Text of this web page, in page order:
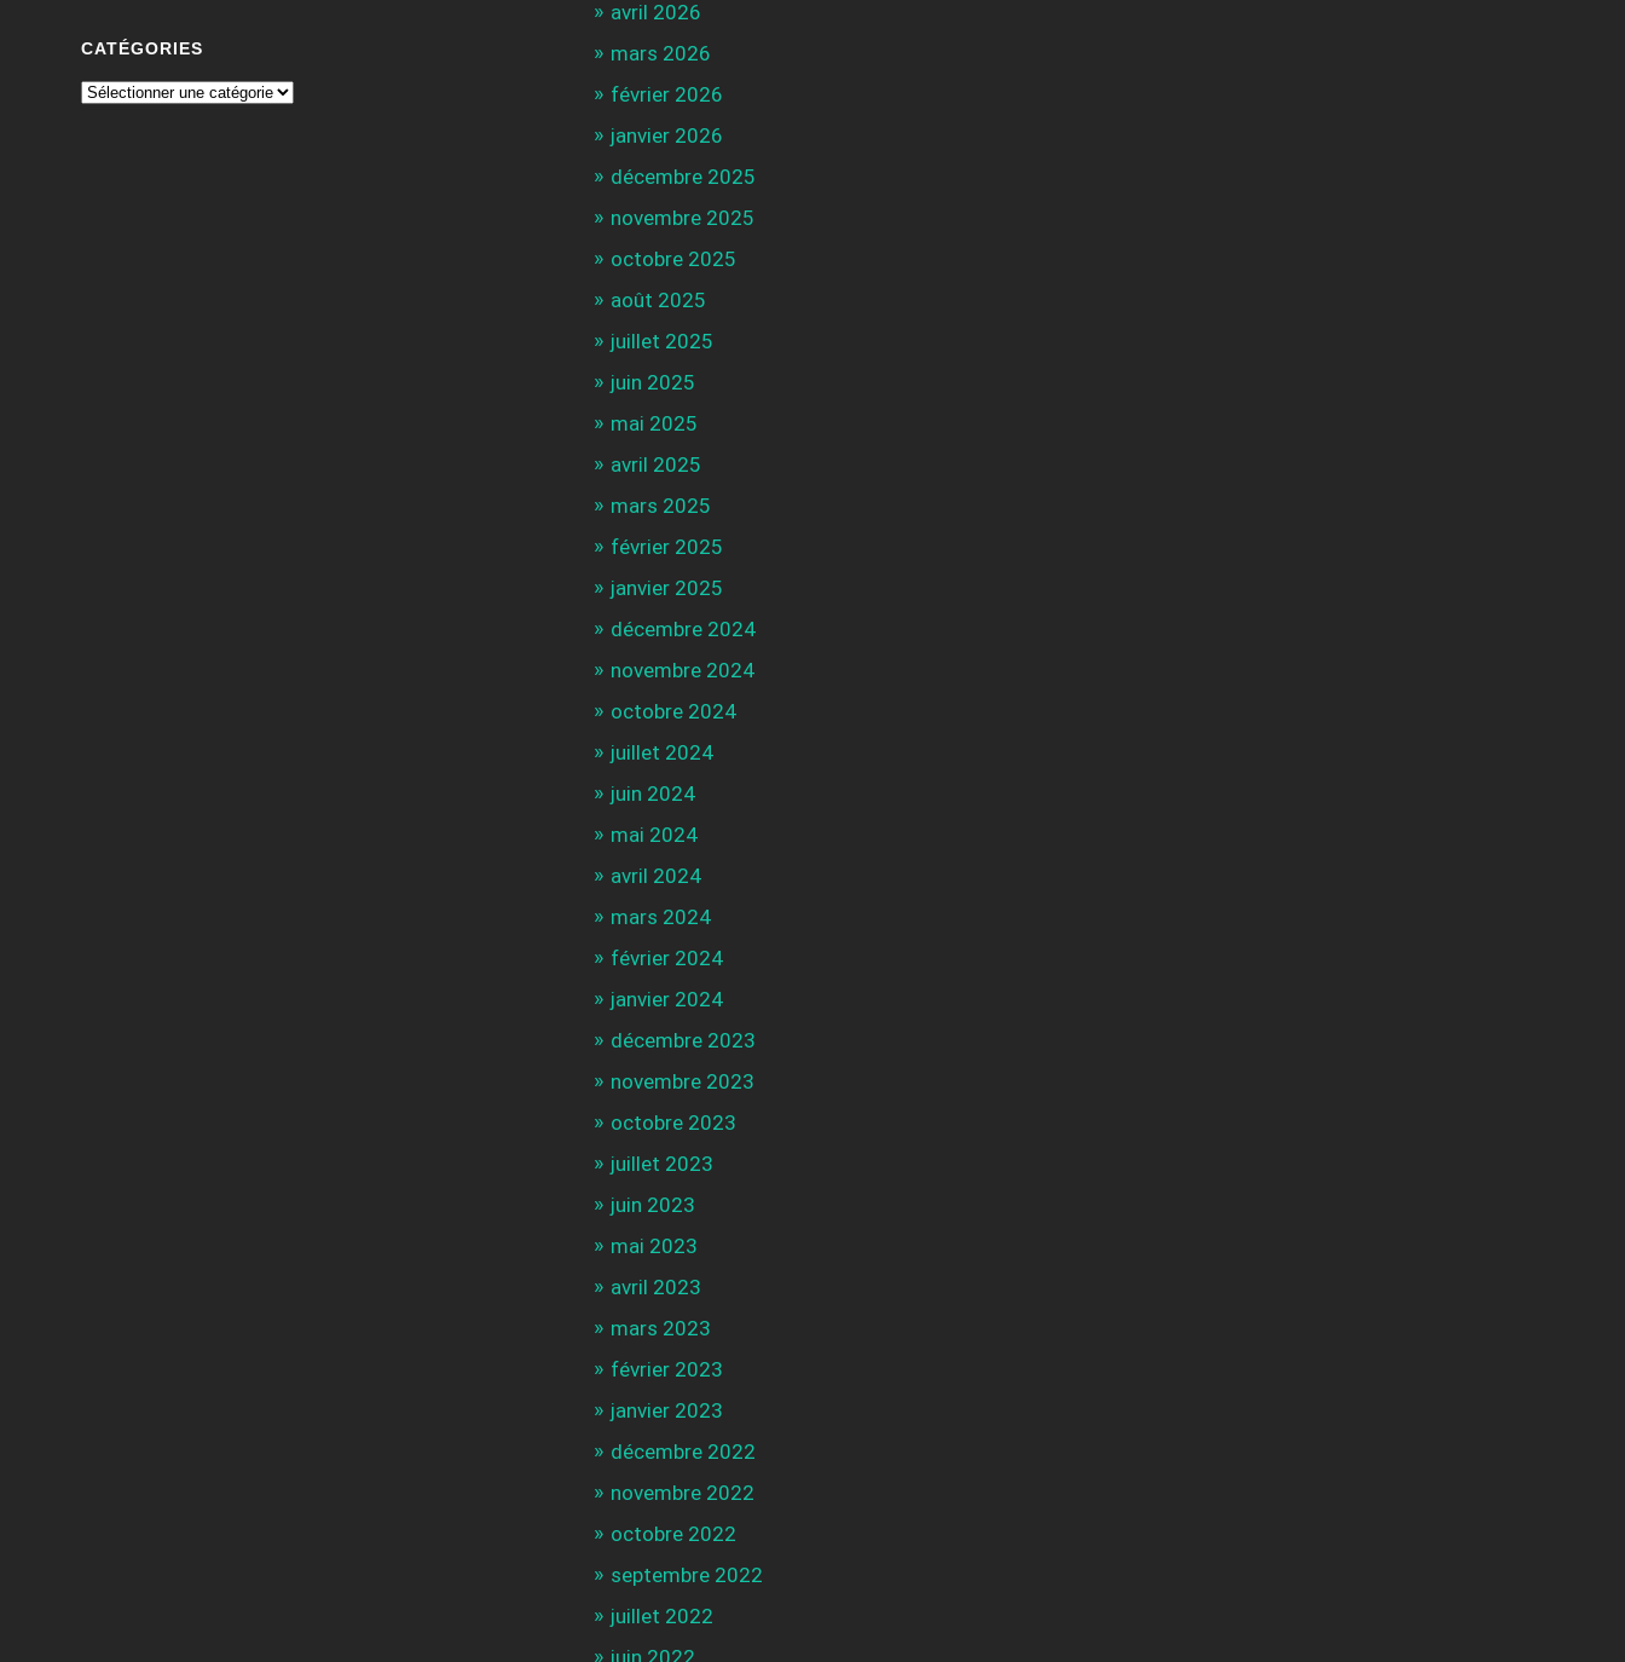
CATÉGORIES
avril 2026
mars 2026
février 2026
janvier 2026
décembre 2025
novembre 2025
octobre 2025
août 2025
juillet 2025
juin 2025
mai 2025
avril 2025
mars 2025
février 2025
janvier 2025
décembre 2024
novembre 2024
octobre 2024
juillet 2024
juin 2024
mai 2024
avril 2024
mars 2024
février 2024
janvier 2024
décembre 2023
novembre 2023
octobre 2023
juillet 2023
juin 2023
mai 2023
avril 2023
mars 2023
février 2023
janvier 2023
décembre 2022
novembre 2022
octobre 2022
septembre 2022
juillet 2022